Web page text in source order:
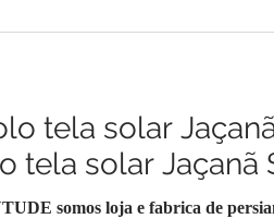
tela solar
tela solar Jaçanã
somos loja e fabrica de